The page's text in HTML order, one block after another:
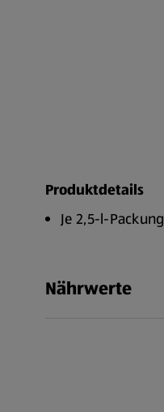
Produktdetails
Je 2,5-l-Packung
Nährwerte